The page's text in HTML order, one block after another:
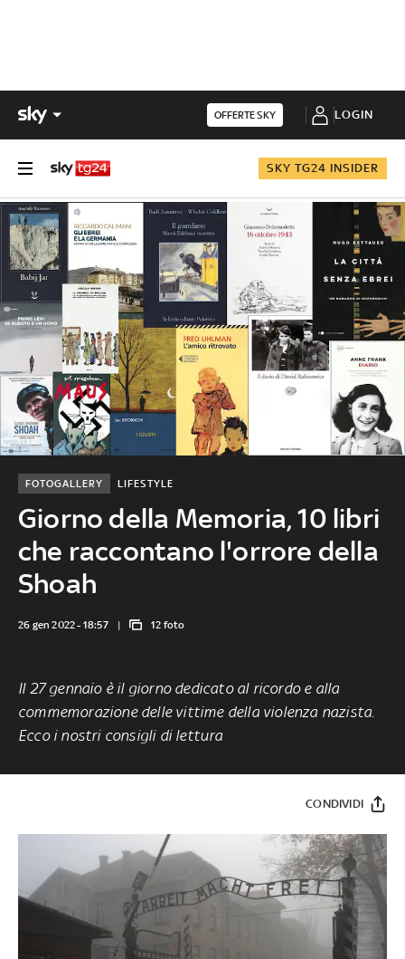
OFFERTE SKY LOGIN
SKY TG24 INSIDER
Giorno della Memoria, 10 libri
che raccontano l'orrore della
Shoah
LIFESTYLE
FOTOGALLERY
26 gen 2022 - 18:57 12 foto
Il 27 gennaio è il giorno dedicato al ricordo e alla
commemorazione delle vittime della violenza nazista.
Ecco i nostri consigli di lettura
CONDIVIDI